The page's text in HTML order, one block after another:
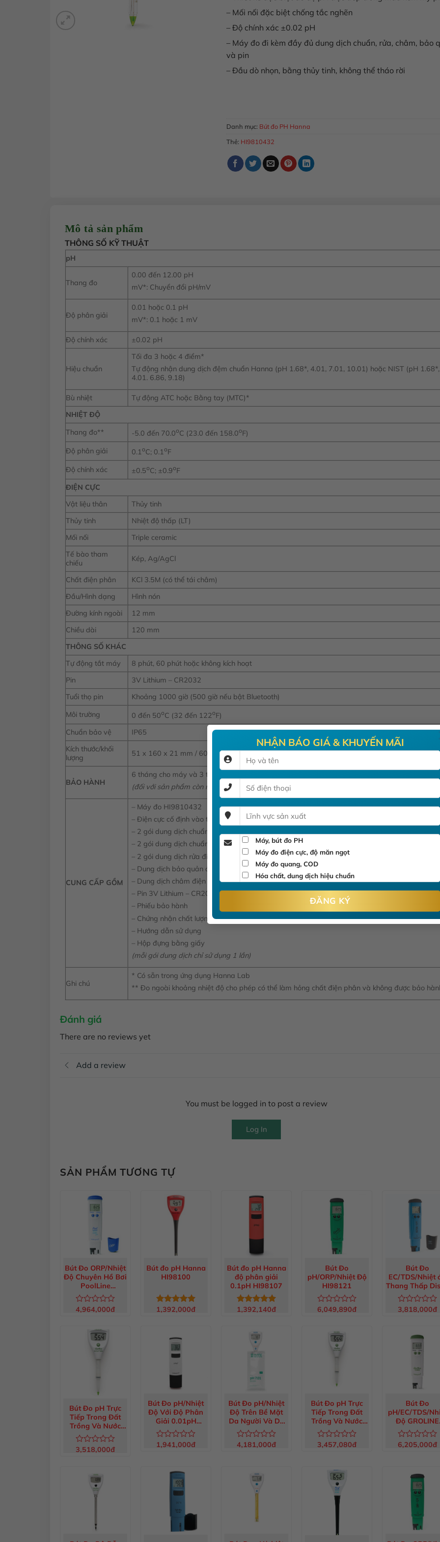
NHẬN BÁO GIÁ & KHUYẾN MÃI
Máy, bút đo PH
Máy đo điện cực, độ măn ngọt
Máy đo quang, COD
Hóa chất, dung dịch hiệu chuẩn
– Mối nối đặc biệt chống tắc nghẽn
– Độ chính xác ±0.02 pH
– Máy đo đi kèm đầy đủ dung dịch chuẩn, rửa, châm, bảo
và pin
– Đầu dò nhọn, bằng thủy tinh, không thể tháo rời
Danh mục: Bút đo PH Hanna
Thẻ: HI9810432
Mô tả sản phẩm
THÔNG SỐ KỸ THUẬT
pH
Thang đo
0.00 đến 12.00 pH
mV*: Chuyển đổi pH/mV
Độ phân giải
0.01 hoặc 0.1 pH
mV*: 0.1 hoặc 1 mV
Độ chính xác ±0.02 pH
Hiệu chuẩn
Tối đa 3 hoặc 4 điểm*
Tự động nhận dung dịch đệm chuẩn Hanna (pH 1.68*, 4.01, 7.01, 10.01) hoặc NIST (pH 1.68*,
4.01. 6.86, 9.18)
Bù nhiệt
Tự động ATC hoặc Bằng tay (MTC)*
NHIỆT ĐỘ
Thang đo**
-5.0 đến 70.0oC (23.0 đến 158.0oF)
Độ phân giải 0.1oC; 0.1oF
Độ chính xác ±0.5oC; ±0.9oF
ĐIỆN CỰC
Vật liệu thân
Thủy tinh
Thủy tinh
Nhiệt độ thấp (LT)
Mối nối
Triple ceramic
Tế bào tham
chiếu
Kép, Ag/AgCl
Chất điện phân
KCl 3.5M (có thể tái châm)
Đầu/Hình dạng
Hình nón
Đường kính ngoài
12 mm
Chiều dài
120 mm
THÔNG SỐ KHÁC
Tự động tắt máy
8 phút, 60 phút hoặc không kích hoạt
Pin
3V Lithium – CR2032
Tuổi thọ pin
Khoảng 1000 giờ (500 giờ nếu bật Bluetooth)
Môi trường
0 đến 50oC (32 đến 122oF)
Chuẩn bảo vệ
IP65
Kích thước/khối
lượng
51 x 160 x 21 mm / 60g
BẢO HÀNH
6 tháng cho máy và 3 tháng cho điện cực
(đối với sản phẩm còn nguyên tem và phiếu bảo hành)
CUNG CẤP GỒM
– Máy đo HI9810432
– Điện cực cố định vào thân máy, không thể tháo rời
– 2 gói dung dịch chuẩn pH 4.01 HI70004, 20 mL
– 2 gói dung dịch chuẩn pH 7.01 HI70007, 20 mL
– 2 gói dung dịch rửa điện cực, 20mL
– Dung dịch bảo quản điện cực HI9072, 13 mL
– Dung dịch châm điện cực HI7082S, 30 mL
– Pin 3V Lithium – CR2032 (trong máy)
– Phiếu bảo hành
– Chứng nhận chất lượng sản phẩm
– Hướng dẫn sử dụng
– Hộp đựng bằng giấy
(mỗi gói dung dịch chỉ sử dụng 1 lần)
Ghi chú
* Có sẵn trong ứng dụng Hanna Lab
** Đo ngoài khoảng nhiệt độ cho phép có thể làm hỏng chất điện phân và không được bảo
Đánh giá
There are no reviews yet
Add a review
You must be logged in to post a review
Log In
SẢN PHẨM TƯƠNG TỰ
Bút Đo ORP/Nhiệt
Độ Chuyên Hồ Bơi
PoolLine
HI981204
Được
4,964,000đ
Bút đo pH Hanna
HI98100
Được xếp
1,392,000đ
Bút đo pH Hanna
độ phân giải
0.1pH HI98107
Được xếp
1,392,140đ
Bút Đo
pH/ORP/Nhiệt Độ
HI98121
Được
6,049,890đ
Bút Đo
EC/TDS/Nhiệt
Thang Thấp
HI98311
Được
3,818,000đ
Bút Đo pH Trực
Tiếp Trong Đất
Trồng Và Nước
GroLine HI981030
Được
3,518,000đ
Bút Đo pH/Nhiệt
Độ Với Độ Phân
Giải 0.01pH
HI98108
Được
1,941,000đ
Bút Đo pH/Nhiệt
Độ Trên Bề Mặt
Da Người Và Da
Đầu HALO2
HI9810372
Được
4,181,000đ
Bút Đo pH Trực
Tiếp Trong Đất
Trồng Và Nước
GroLine HI981030
Được
3,457,080đ
Bút Đo
pH/EC/TDS/
Độ GROLINE
Chống Thấm
Trong Thủy
HI98131
Được
6,205,000đ